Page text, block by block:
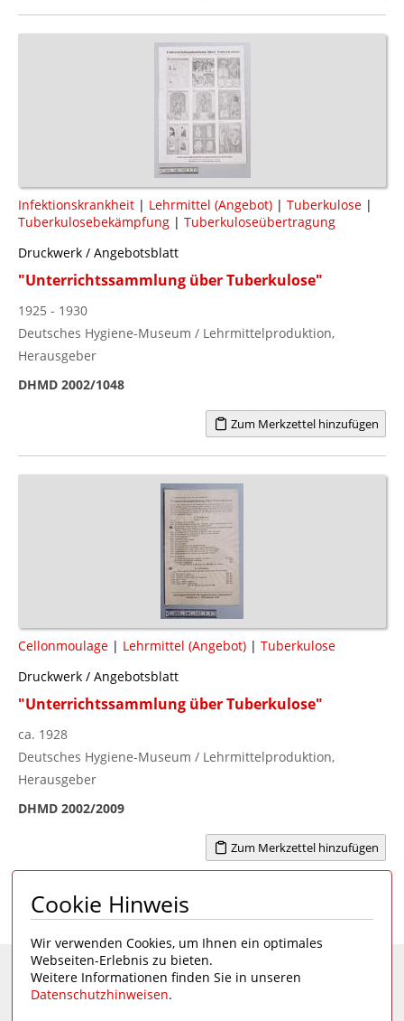
Infektionskrankheit | Lehrmittel (Angebot) | Tuberkulose |
Tuberkulosebekämpfung | Tuberkuloseübertragung
Druckwerk / Angebotsblatt
"Unterrichtssammlung über Tuberkulose"
1925 - 1930
Deutsches Hygiene-Museum / Lehrmittelproduktion,
Herausgeber
DHMD 2002/1048
Zum Merkzettel hinzufügen
Cellonmoulage | Lehrmittel (Angebot) | Tuberkulose
Druckwerk / Angebotsblatt
"Unterrichtssammlung über Tuberkulose"
ca. 1928
Deutsches Hygiene-Museum / Lehrmittelproduktion,
Herausgeber
DHMD 2002/2009
Zum Merkzettel hinzufügen
Seite 1 von 22 1 2 3 4 ... 22 >
Eine Seite desDeutschen Hygiene-Museums
Cookie Hinweis
Wir verwenden Cookies, um Ihnen ein optimales
Webseiten-Erlebnis zu bieten.
Weitere Informationen finden Sie in unseren
Datenschutzhinweisen.